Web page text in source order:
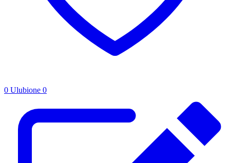
0 Ulubione 0